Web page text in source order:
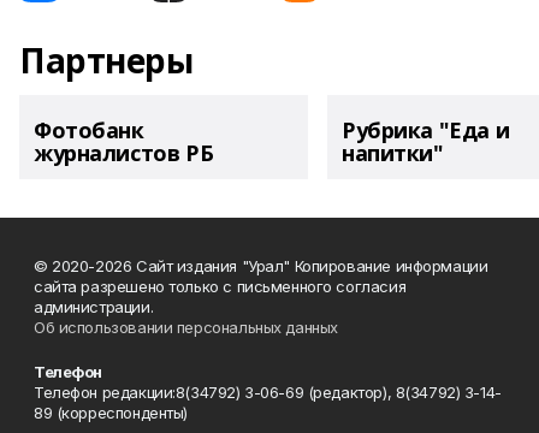
Партнеры
Фотобанк
журналистов РБ
Рубрика "Еда и
напитки"
© 2020-2026 Сайт издания "Урал" Копирование информации
сайта разрешено только с письменного согласия
администрации.
Об использовании персональных данных
Телефон
Телефон редакции:8(34792) 3-06-69 (редактор), 8(34792) 3-14-
89 (корреспонденты)